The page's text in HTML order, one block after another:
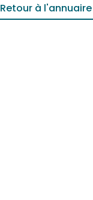
Retour à l'annuaire